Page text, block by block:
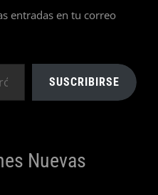
entradas en tu correo
SUSCRIBIRSE
Nuevas